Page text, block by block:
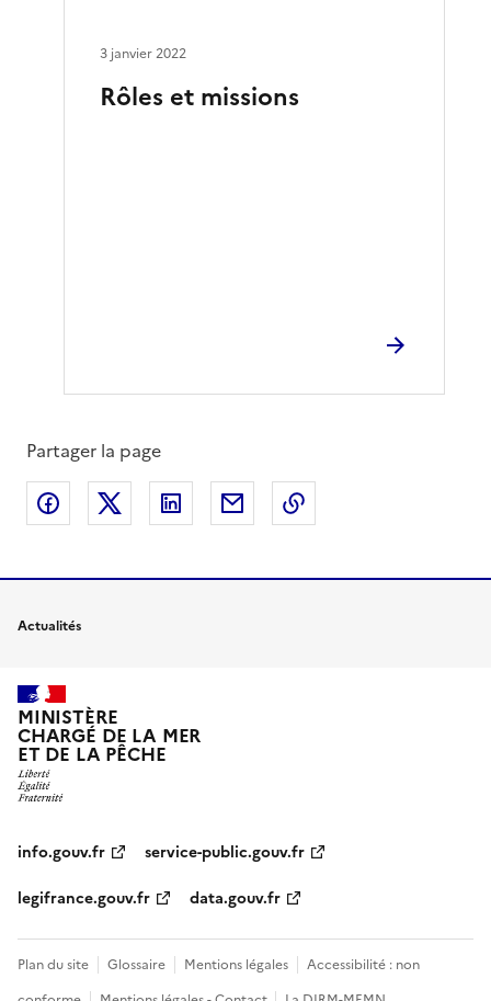
Rôles et missions
3 janvier 2022
Partager la page
Partager sur Facebook
Partager sur XPartager sur LinkedIn
Partager par email
Actualités
MINISTÈRE
CHARGÉ DE LA MER
ET DE LA PÊCHE
info.gouv.fr
service-public.gouv.fr
legifrance.gouv.fr
data.gouv.fr
Plan du site Glossaire Mentions légales
Accessibilité : non